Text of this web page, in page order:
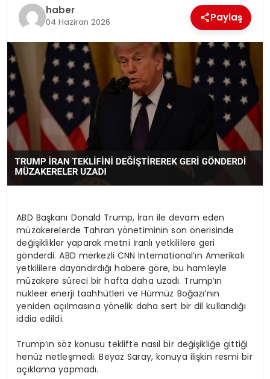
EKONOMI
MAGAZIN
DÜNYA
OTOMOBIL
haber
04 Haziran 2026 Paylaş
ABD Başkanı Donald Trump, İran ile devam eden
müzakerelerde Tahran yönetiminin son önerisinde
değişiklikler yaparak metni İranlı yetkililere geri
gönderdi. ABD merkezli CNN International’ın Amerikalı
yetkililere dayandırdığı habere göre, bu hamleyle
müzakere süreci bir hafta daha uzadı. Trump’ın
nükleer enerji taahhütleri ve Hürmüz Boğazı’nın
yeniden açılmasına yönelik daha sert bir dil kullandığı
iddia edildi.
Trump’ın söz konusu teklifte nasıl bir değişikliğe gittiği
henüz netleşmedi. Beyaz Saray, konuya ilişkin resmi bir
açıklama yapmadı.